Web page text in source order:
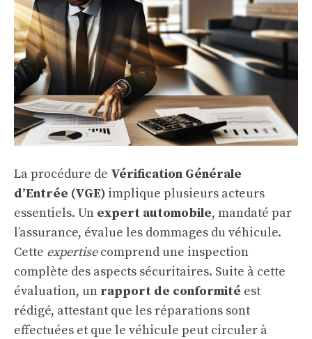
La procédure de Vérification Générale
d’Entrée (VGE) implique plusieurs acteurs
essentiels. Un expert automobile, mandaté par
l’assurance, évalue les dommages du véhicule.
Cette expertisecomprend une inspection
complète des aspects sécuritaires. Suite à cette
évaluation, un rapport de conformité est
rédigé, attestant que les réparations sont
effectuées et que le véhicule peut circuler à